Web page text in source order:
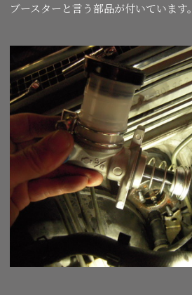
ブースターと言う部品が付いています。